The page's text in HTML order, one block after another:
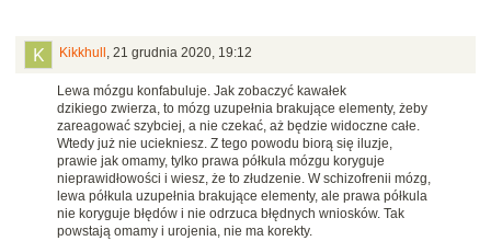
Kikkhull , 21 grudnia 2020, 19:12
Lewa mózgu konfabuluje. Jak zobaczyć kawałek
dzikiego zwierza, to mózg uzupełnia brakujące elementy, żeby
zareagować szybciej, a nie czekać, aż będzie widoczne całe.
Wtedy już nie uciekniesz. Z tego powodu biorą się iluzje,
prawie jak omamy, tylko prawa półkula mózgu koryguje
nieprawidłowości i wiesz, że to złudzenie. W schizofrenii mózg,
lewa półkula uzupełnia brakujące elementy, ale prawa półkula
nie koryguje błędów i nie odrzuca błędnych wniosków. Tak
powstają omamy i urojenia, nie ma korekty.